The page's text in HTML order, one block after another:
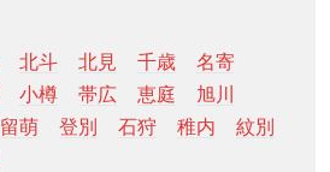
北斗 北見 千歳
名寄
小樽 帯広 恵庭
旭川
留萌 登別 石狩 稚内
紋別